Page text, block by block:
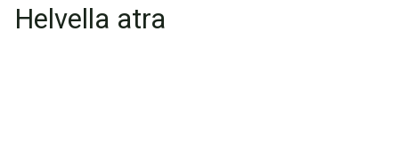
Helvella atra